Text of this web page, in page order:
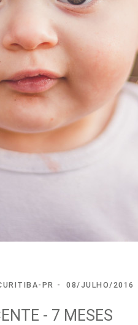
PR 08/JULHO/2016
- 7 MESES